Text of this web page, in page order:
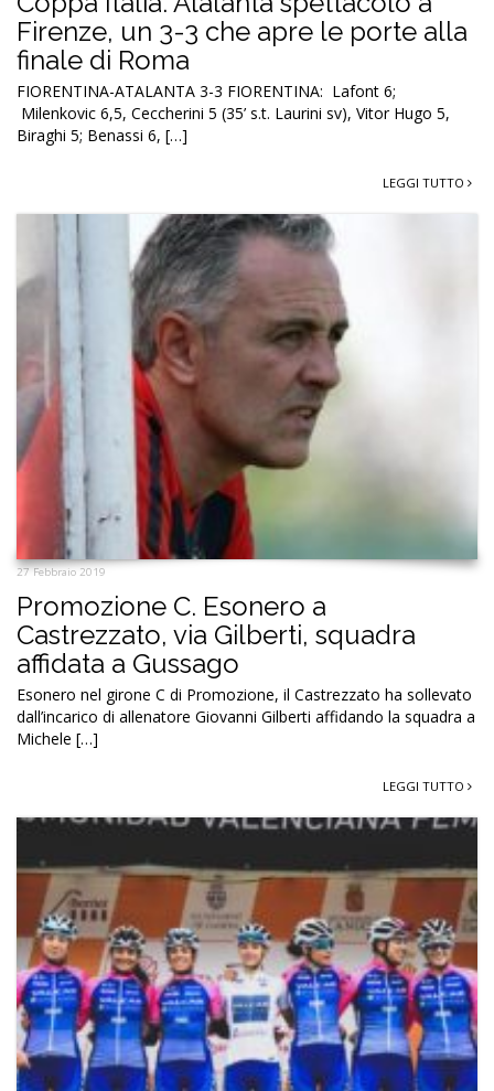
Firenze, un 3-3 che apre le porte alla
finale di Roma
FIORENTINA-ATALANTA 3-3 FIORENTINA: Lafont 6;
Milenkovic 6,5, Ceccherini 5 (35’ s.t. Laurini sv), Vitor Hugo 5,
Biraghi 5; Benassi 6, […]
LEGGI TUTTO
27 Febbraio 2019
Promozione C. Esonero a
Castrezzato, via Gilberti, squadra
affidata a Gussago
Esonero nel girone C di Promozione, il Castrezzato ha sollevato
dall’incarico di allenatore Giovanni Gilberti affidando la squadra a
Michele […]
LEGGI TUTTO